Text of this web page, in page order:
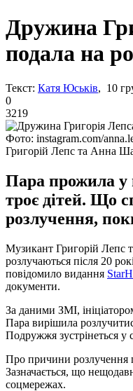
Дружина
подала на
Текст: Катя Юськів, 10
0
3219
Фото: instagram.com/
Григорій Лепс та Анна
Пара прожила у
троє дітей. Що
розлучення,
Музикант Григорій Лепс
розлучаються після 20
повідомило видання
документи.
За даними ЗМІ,
Пара вирішила
Подружжя зустрінеться у
Про причини розлучення
Зазначається, що
соцмережах.